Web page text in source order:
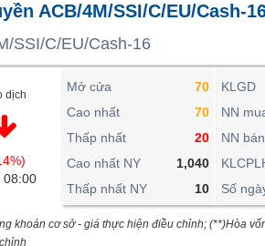
ACB/4M/SSI/C/EU/Cash-
SSI/C/EU/Cash-16
dịch
08:00
Mở cửa
70
Cao nhất
70
Thấp nhất
20
Cao nhất NY
1,040
Thấp nhất NY
10
KLGD
NN
NN bán
Số
khoán cơ sở - giá thực hiện điều chỉnh; (**)Hòa